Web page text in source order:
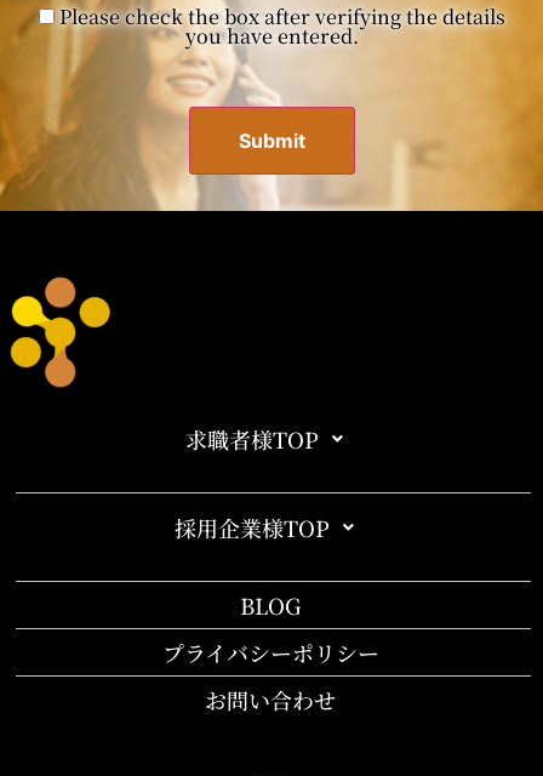
Please check the box after verifying the details
you have entered.
求職者様TOP
採用企業様TOP
BLOG
プライバシーポリシー
お問い合わせ